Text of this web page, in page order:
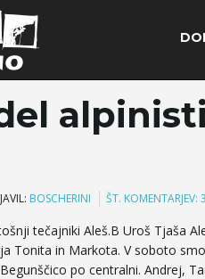
BOSCHERINI ŠT. KOMENTARJEV: 3
tečajniki Aleš.B Uroš Tjaša
Tonita in Markota. V soboto
po centralni. Andrej,